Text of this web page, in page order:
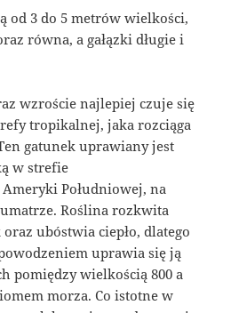
od 3 do 5 metrów wielkości,
równa, a gałązki długie i
wzroście najlepiej czuje się
tropikalnej, jaka rozciąga
gatunek uprawiany jest
w strefie
Południowej, na
Roślina rozkwita
ubóstwia ciepło, dlatego
uprawia się ją
pomiędzy wielkością 800 a
morza. Co istotne w